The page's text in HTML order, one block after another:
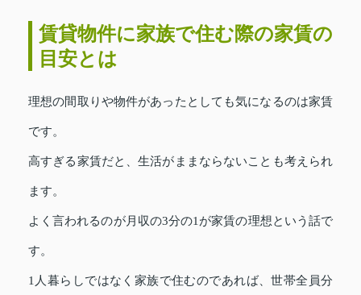
賃貸物件に家族で住む際の家賃の
目安とは
理想の間取りや物件があったとしても気になるのは家賃
です。
高すぎる家賃だと、生活がままならないことも考えられ
ます。
よく言われるのが月収の3分の1が家賃の理想という話で
す。
1人暮らしではなく家族で住むのであれば、世帯全員分